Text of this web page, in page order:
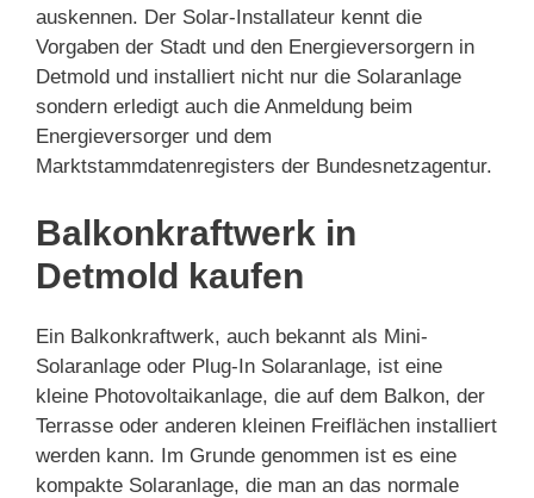
auskennen. Der Solar-Installateur kennt die
Vorgaben der Stadt und den Energieversorgern in
Detmold und installiert nicht nur die Solaranlage
sondern erledigt auch die Anmeldung beim
Energieversorger und dem
Marktstammdatenregisters der Bundesnetzagentur.
Balkonkraftwerk in
Detmold kaufen
Ein Balkonkraftwerk, auch bekannt als Mini-
Solaranlage oder Plug-In Solaranlage, ist eine
kleine Photovoltaikanlage, die auf dem Balkon, der
Terrasse oder anderen kleinen Freiflächen installiert
werden kann. Im Grunde genommen ist es eine
kompakte Solaranlage, die man an das normale